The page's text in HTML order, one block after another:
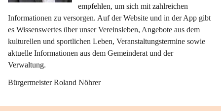
empfehlen, um sich mit zahlreichen
Informationen zu versorgen. Auf der Website und in der App gibt
es Wissenswertes über unser Vereinsleben, Angebote aus dem
kulturellen und sportlichen Leben, Veranstaltungstermine sowie
aktuelle Informationen aus dem Gemeinderat und der
Verwaltung.
Bürgermeister Roland Nöhrer